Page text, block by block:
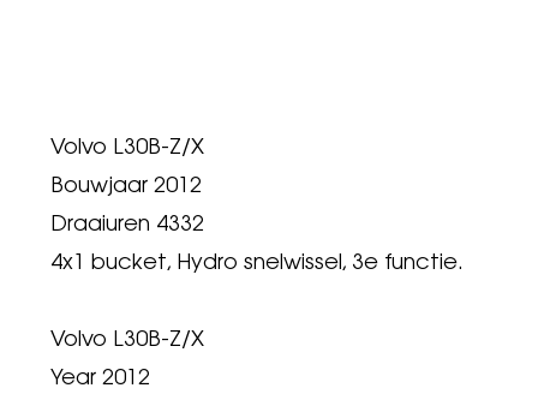
Volvo L30B-Z/X
Bouwjaar 2012
Draaiuren 4332
4x1 bucket, Hydro snelwissel, 3e functie.
Volvo L30B-Z/X
Year 2012